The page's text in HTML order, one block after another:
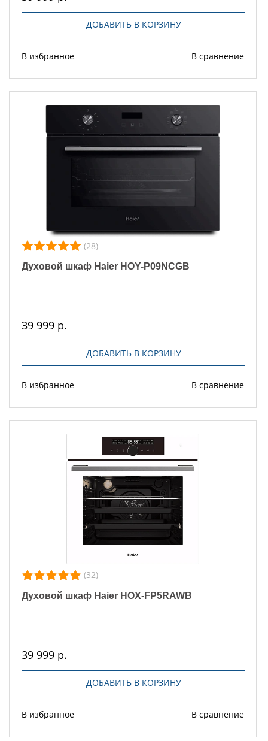
ДОБАВИТЬ В КОРЗИНУ
В избранное В сравнение
(28)
Духовой шкаф Haier HOY-P09NCGB
39 999 р.
ДОБАВИТЬ В КОРЗИНУ
В избранное В сравнение
(32)
Духовой шкаф Haier HOX-FP5RAWB
39 999 р.
ДОБАВИТЬ В КОРЗИНУ
В избранное В сравнение